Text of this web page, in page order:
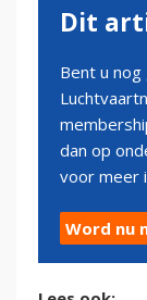
Dit
Bent u
dan op
voor meer
Word nu